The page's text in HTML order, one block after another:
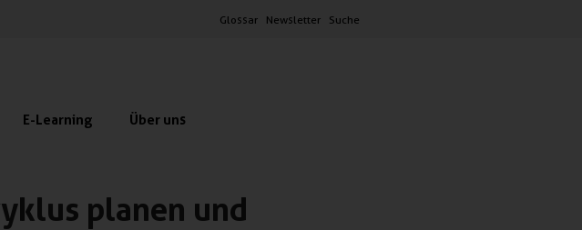
Glossar Newsletter Suche
E-Learning Über uns
planen und